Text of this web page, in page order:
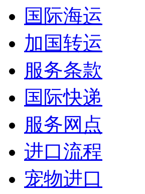
国际海运
加国转运
服务条款
国际快递
服务网点
进口流程
宠物进口